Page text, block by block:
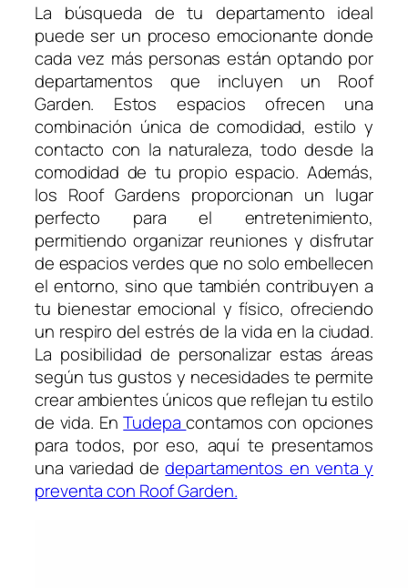
La búsqueda de tu departamento ideal
puede ser un proceso emocionante donde
cada vez más personas están optando por
departamentos que incluyen un Roof
Garden. Estos espacios ofrecen una
combinación única de comodidad, estilo y
contacto con la naturaleza, todo desde la
comodidad de tu propio espacio. Además,
los Roof Gardens proporcionan un lugar
perfecto para el entretenimiento,
permitiendo organizar reuniones y disfrutar
de espacios verdes que no solo embellecen
el entorno, sino que también contribuyen a
tu bienestar emocional y físico, ofreciendo
un respiro del estrés de la vida en la ciudad.
La posibilidad de personalizar estas áreas
según tus gustos y necesidades te permite
crear ambientes únicos que reflejan tu estilo
de vida. EnTudepacontamos con opciones
para todos, por eso, aquí te presentamos
una variedad dedepartamentos en venta y
preventa con Roof Garden.